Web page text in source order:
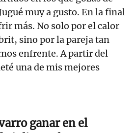
muy a gusto. En la final
más. No solo por el calor
sino por la pareja tan
enfrente. A partir del
una de mis mejores
ganar en el